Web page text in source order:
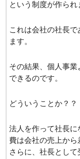
という制度が作られ
これは会社の社長
ます。
その結果、個人事
できるのです。
どういうことか？？
法人を作って社長
費は会社の売上から
さらに、社長とし